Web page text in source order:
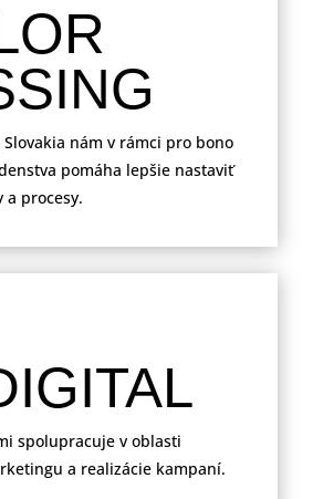
Slovakia nám v rámci pro bono
pomáha lepšie nastaviť
a procesy.
spolupracuje v oblasti
a realizácie kampaní.